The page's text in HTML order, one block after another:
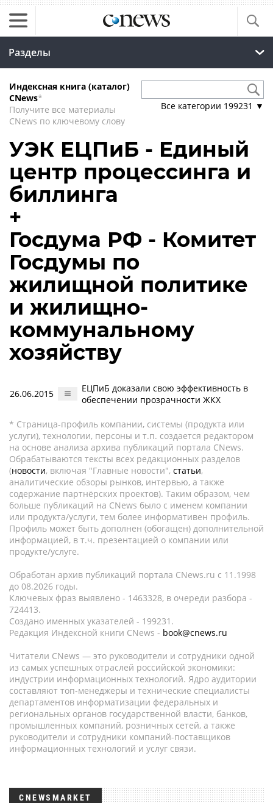
Разделы
Индексная книга (каталог)
CNews*
Получите все материалы
CNews по ключевому слову
Все категории 199231 ▼
УЭК ЕЦПиБ - Единый
центр процессинга и
биллинга
+
Госдума РФ - Комитет
Госдумы по
жилищной политике
и жилищно-
коммунальному
хозяйству
26.06.2015
ЕЦПиБ доказали свою эффективность в
обеспечении прозрачности ЖКХ
* Страница-профиль компании, системы (продукта или
услуги), технологии, персоны и т.п. создается редактором
на основе анализа архива публикаций портала CNews.
Обрабатываются тексты всех редакционных разделов
(новости, включая "Главные новости", статьи,
аналитические обзоры рынков, интервью, а также
содержание партнёрских проектов). Таким образом, чем
больше публикаций на CNews было с именем компании
или продукта/услуги, тем более информативен профиль.
Профиль может быть дополнен (обогащен) дополнительной
информацией, в т.ч. презентацией о компании или
продукте/услуге.
Обработан архив публикаций портала CNews.ru c 11.1998
до 08.2026 годы.
Ключевых фраз выявлено - 1463328, в очереди разбора -
724413.
Создано именных указателей - 199231.
Редакция Индексной книги CNews - book@cnews.ru
Читатели CNews — это руководители и сотрудники одной
из самых успешных отраслей российской экономики:
индустрии информационных технологий. Ядро аудитории
составляют топ-менеджеры и технические специалисты
департаментов информатизации федеральных и
региональных органов государственной власти, банков,
промышленных компаний, розничных сетей, а также
руководители и сотрудники компаний-поставщиков
информационных технологий и услуг связи.
CNEWSMARKET